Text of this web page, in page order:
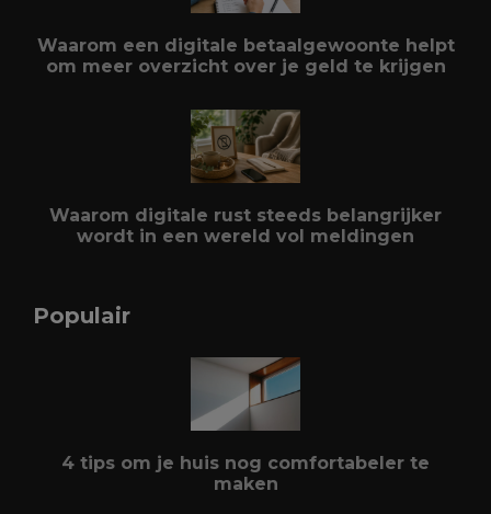
Waarom een digitale betaalgewoonte helpt
om meer overzicht over je geld te krijgen
Waarom digitale rust steeds belangrijker
wordt in een wereld vol meldingen
Populair
4 tips om je huis nog comfortabeler te
maken